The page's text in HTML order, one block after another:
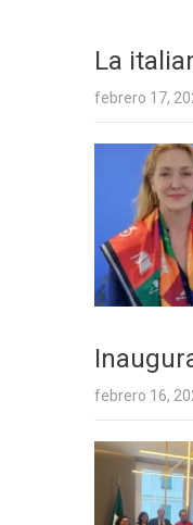
La
febrero 17,
febrero 16,